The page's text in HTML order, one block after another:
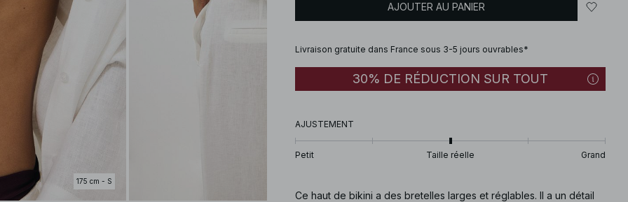
175 cm - S
AJOUTER AU PANIER
Livraison gratuite dans France sous 3-5 jours ouvrables*
30% DE RÉDUCTION SUR TOUT
AJUSTEMENT
Petit Taille réelle Grand
Ce haut de bikini a des bretelles larges et réglables. Il a un détail